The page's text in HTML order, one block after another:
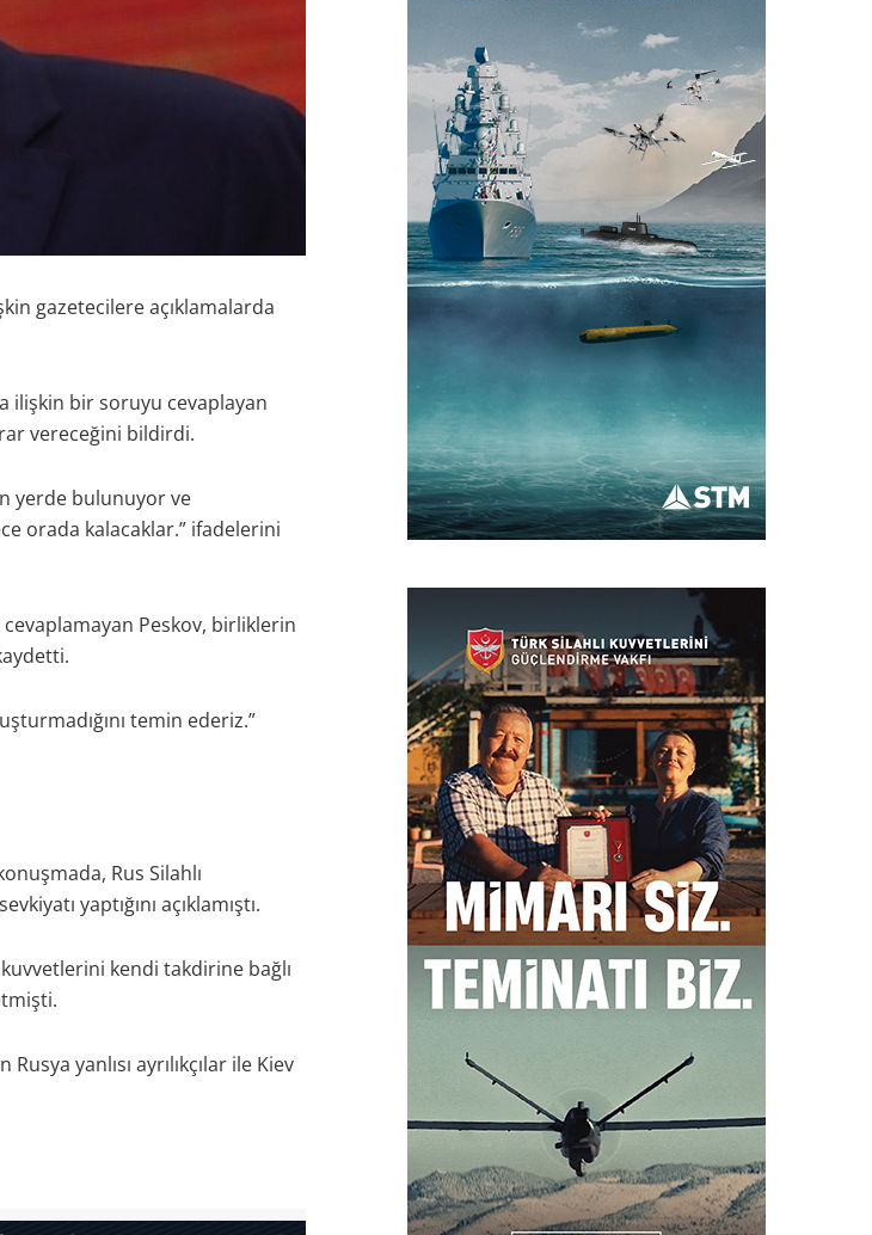
gazetecilere açıklamalarda
ilişkin bir soruyu cevaplayan
vereceğini bildirdi.
yerde bulunuyor ve
orada kalacaklar.” ifadelerini
Peskov, birliklerin
temin ederiz.”
Rus Silahlı
yaptığını açıklamıştı.
kendi takdirine bağlı
yanlısı ayrılıkçılar ile Kiev